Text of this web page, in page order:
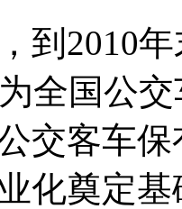
到2010
全国公
交客车
化奠定